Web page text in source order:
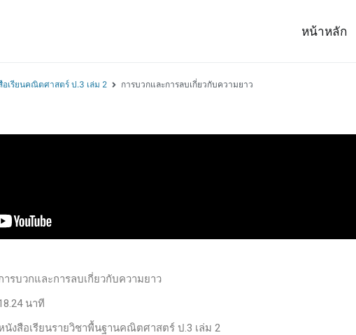
หน้าหลัก
อเรียนคณิตศาสตร์ ป.3 เล่ม 2 การบวกและการลบเกี่ยวกับความยาว
ารบวกและการลบเกี่ยวกับความยาว
นาที
นังสือเรียนรายวิชาพื้นฐานคณิตศาสตร์ ป.3 เล่ม 2